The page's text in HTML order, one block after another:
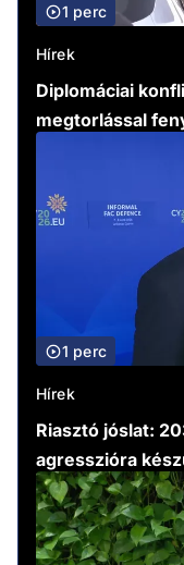
1 perc
Hírek
Diplomáciai
megtorlással
1 perc
Hírek
Riasztó jóslat:
agresszióra